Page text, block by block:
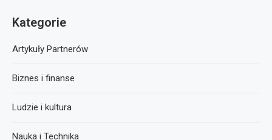
Kategorie
Artykuły Partnerów
Biznes i finanse
Ludzie i kultura
Nauka i Technika